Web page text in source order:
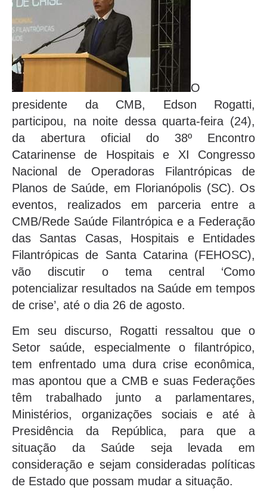
O
presidente da CMB, Edson Rogatti,
participou, na noite dessa quarta-feira (24),
da abertura oficial do 38º Encontro
Catarinense de Hospitais e XI Congresso
Nacional de Operadoras Filantrópicas de
Planos de Saúde, em Florianópolis (SC). Os
eventos, realizados em parceria entre a
CMB/Rede Saúde Filantrópica e a Federação
das Santas Casas, Hospitais e Entidades
Filantrópicas de Santa Catarina (FEHOSC),
vão discutir o tema central ‘Como
potencializar resultados na Saúde em tempos
de crise’, até o dia 26 de agosto.
Em seu discurso, Rogatti ressaltou que o
Setor saúde, especialmente o filantrópico,
tem enfrentado uma dura crise econômica,
mas apontou que a CMB e suas Federações
têm trabalhado junto a parlamentares,
Ministérios, organizações sociais e até à
Presidência da República, para que a
situação da Saúde seja levada em
consideração e sejam consideradas políticas
de Estado que possam mudar a situação.